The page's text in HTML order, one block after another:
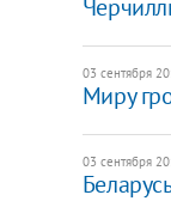
03 сентября
Миру
03 сентября